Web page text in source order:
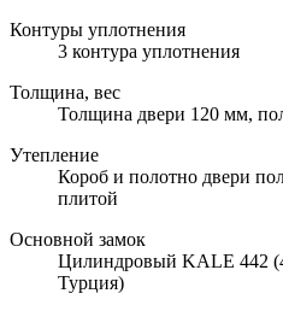
Контуры уплотнения
3 контура уплотнения
Толщина, вес
Толщина двери 120 мм,
Утепление
Короб и полотно двери
плитой
Основной замок
Цилиндровый KALE 442
Турция)